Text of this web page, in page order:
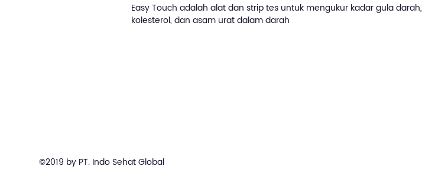
Easy Touch adalah alat dan strip tes untuk mengukur kadar gula darah,
kolesterol, dan asam urat dalam darah
©2019 by PT. Indo Sehat Global